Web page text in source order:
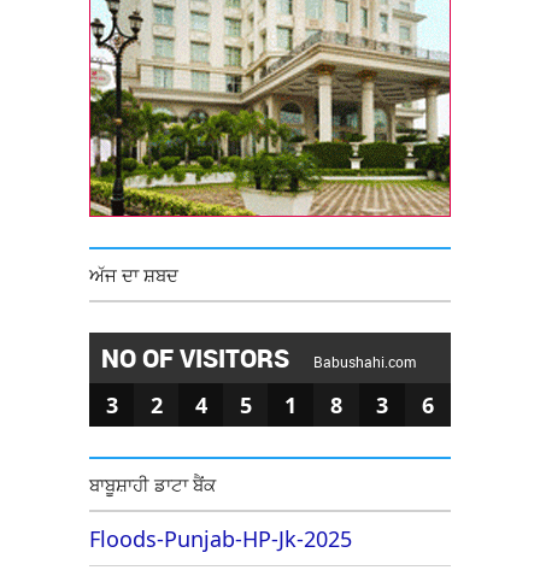
ਅੱਜ ਦਾ ਸ਼ਬਦ
NO OF VISITORS Babushahi.com
3 2 4 5 1 8 3 6
ਬਾਬੂਸ਼ਾਹੀ ਡਾਟਾ ਬੈਂਕ
Floods-Punjab-HP-Jk-2025